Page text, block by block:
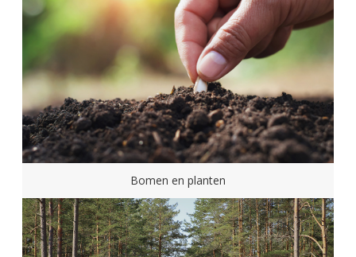
Bomen en planten